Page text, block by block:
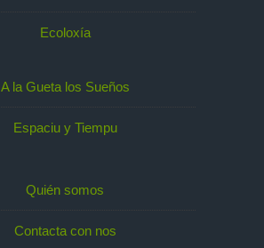
Ecoloxía
A la Gueta los Sueños
Espaciu y Tiempu
Quién somos
Contacta con nos